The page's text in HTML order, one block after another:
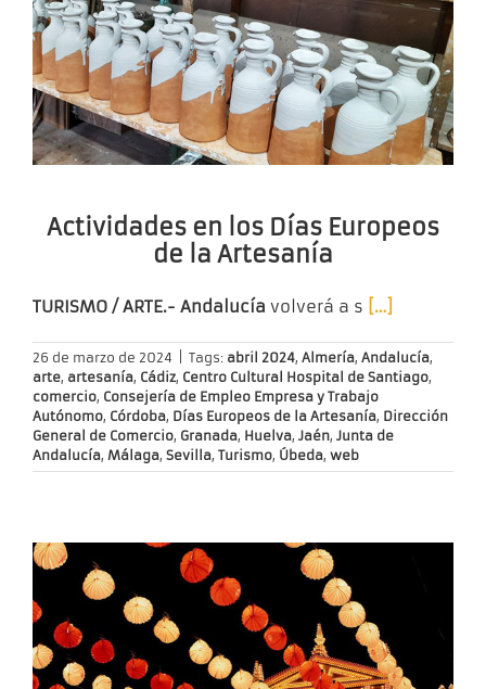
Actividades en los Días Europeos
de la Artesanía
TURISMO / ARTE.- Andalucía volverá a s […]
26 de marzo de 2024 Tags: abril 2024, Almería, Andalucía,
arte, artesanía, Cádiz, Centro Cultural Hospital de Santiago,
comercio, Consejería de Empleo Empresa y Trabajo
Autónomo, Córdoba, Días Europeos de la Artesanía, Dirección
General de Comercio, Granada, Huelva, Jaén, Junta de
Andalucía, Málaga, Sevilla, Turismo, Úbeda, web